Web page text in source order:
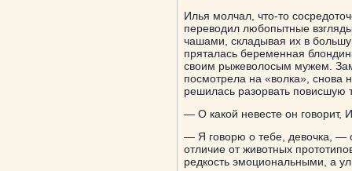
Илья молчал, что-то
переводил любопытные
чашами, складывая их в
пряталась беременная
своим рыжеволосым мужем.
посмотрела на «волка», снова
решилась разорвать повисшую
— О какой невесте он говорит,
— Я говорю о тебе, девочка, —
отличие от животных
редкость эмоциональными, а